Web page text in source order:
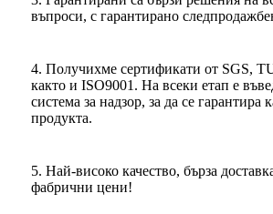
въпроси, с гарантирано
4. Получихме сертификати от SGS,
както и ISO9001. На всеки етап е
система за надзор, за да се гарантира
продукта.
5. Най-високо качество, бърза
фабрични цени!